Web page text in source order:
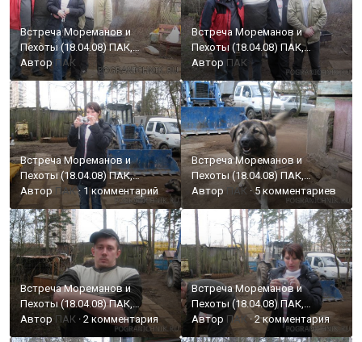
Встреча Мореманов и
Пехоты (18.04.08) ПАК,
РОДЖЕР, ПСБ, Лева
Автор ПАК
Встреча Мореманов и
Пехоты (18.04.08) ПАК,
РОДЖЕР, ПСБ, Лева
Автор ПАК
Встреча Мореманов и
Пехоты (18.04.08) ПАК,
РОДЖЕР, ПСБ, Лева
Автор ПАК· 1 комментарий
Встреча Мореманов и
Пехоты (18.04.08) ПАК,
РОДЖЕР, ПСБ, Лева
АвторПАК ·5 комментариев
Встреча Мореманов и
Пехоты (18.04.08) ПАК,
РОДЖЕР, ПСБ, Лева
Автор ПАК · 2 комментария
Встреча Мореманов и
Пехоты (18.04.08) ПАК,
РОДЖЕР, ПСБ, Лева
Автор ПАК·2 комментария